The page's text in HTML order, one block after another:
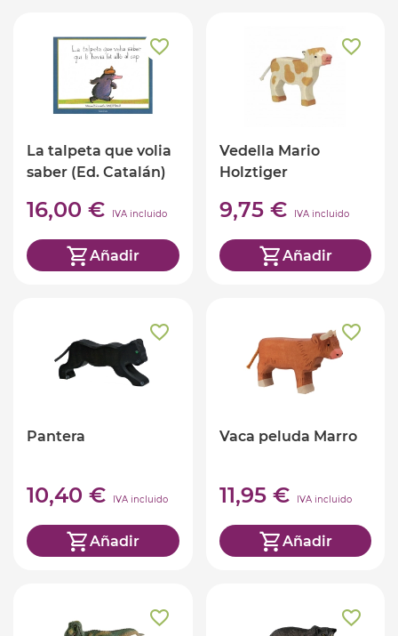
La talpeta que volia
saber (Ed. Catalán)
16,00 € IVA incluido
Añadir
Vedella Mario
Holztiger
9,75 € IVA incluido
Añadir
Pantera
10,40 € IVA incluido
Añadir
Vaca peluda Marro
11,95 € IVA incluido
Añadir